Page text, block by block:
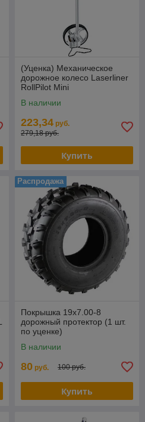
(Уценка) Механическое
дорожное колесо Laserliner
RollPilot Mini
В наличии
223,34 руб.
279,18 руб.
Купить
Распродажа
Покрышка 19х7.00-8
дорожный протектор (1 шт.
по уценке)
В наличии
80 руб. 100 руб.
Купить